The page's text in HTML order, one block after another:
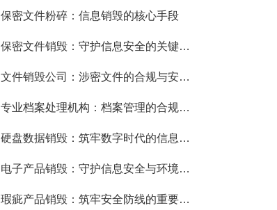
保密文件粉碎：信息销毁的核心手段
保密文件销毁：守护信息安全的关键环节
文件销毁公司：涉密文件的合规与安全销毁服务
专业档案处理机构：档案管理的合规与高效解决方案
硬盘数据销毁：筑牢数字时代的信息安全防线
电子产品销毁：守护信息安全与环境健康的重要环节
瑕疵产品销毁：筑牢安全防线的重要举措